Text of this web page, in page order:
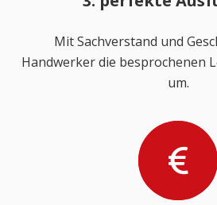
Mit Sachverstand und
Handwerker die besprochenen
um.